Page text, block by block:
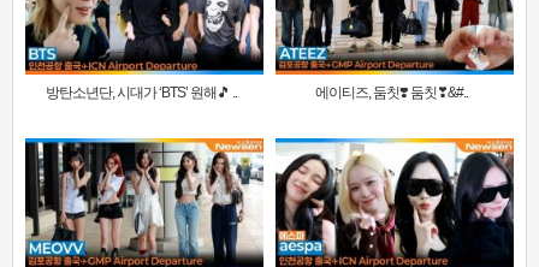
방탄소년단, 시대가 ‘BTS’ 원해🎵 .. 에이티즈, 둠칫❣️ 둠칫❣&#..